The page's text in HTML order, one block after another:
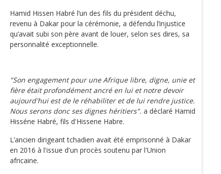
Hamid Hissen Habré l’un des fils du président déchu,
revenu à Dakar pour la cérémonie, a défendu l’injustice
qu’avait subi son père avant de louer, selon ses dires, sa
personnalité exceptionnelle.
"Son engagement pour une Afrique libre, digne, unie et
fière était profondément ancré en lui et notre devoir
aujourd'hui est de le réhabiliter et de lui rendre justice.
Nous serons donc ses dignes héritiers". a déclaré Hamid
Hisséne Habré, fils d'Hissene Habre.
L’ancien dirigeant tchadien avait été emprisonné à Dakar
en 2016 à l'issue d'un procès soutenu par l'Union
africaine.